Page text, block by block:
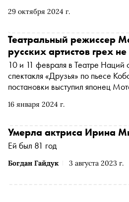
29 октября 2024 г.
«Сноб» собрал главные
16 января 2024 г.
Театральный режиссер
русских артистов грех не
10 и 11 февраля в Театре Наций
спектакля «Друзья» по пьесе
постановки выступил японец
его театр «Читэн» неоднократно
режиссером о том, почему
личные границы, как он выбирал
150 претендентов и на что
артист
Богдан Гайдук 3 августа 2023 г.
Умерла актриса Ирина
Ей был 81 год